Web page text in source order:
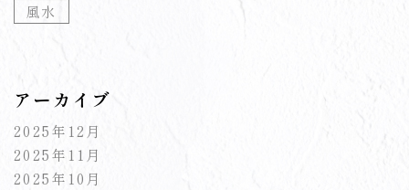
風水
アーカイブ
2025年12月
2025年11月
2025年10月